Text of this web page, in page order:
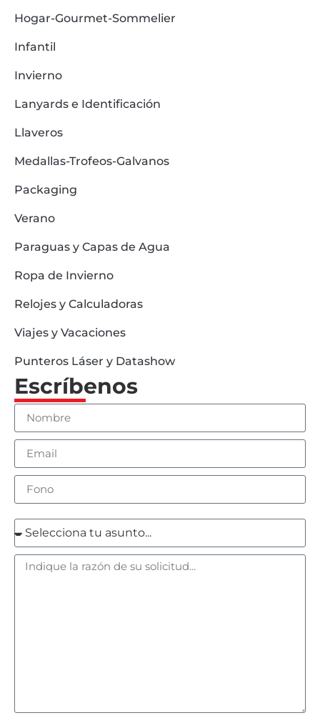
Hogar-Gourmet-Sommelier
Infantil
Invierno
Lanyards e Identificación
Llaveros
Medallas-Trofeos-Galvanos
Packaging
Verano
Paraguas y Capas de Agua
Ropa de Invierno
Relojes y Calculadoras
Viajes y Vacaciones
Punteros Láser y Datashow
Escríbenos